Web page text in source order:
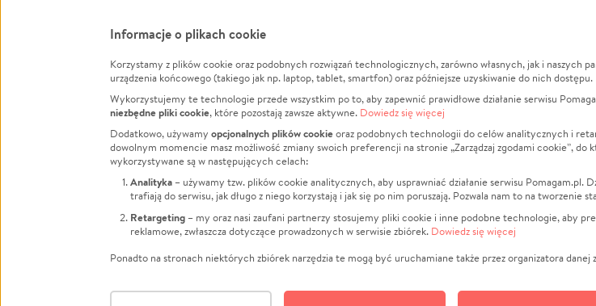
FacebookTwitter Instagram
LinkedInTikTok Youtube
Informacje
Jak to działa?
Regulamin
Polityka Prywatności
Kontakt
Porównanie serwisów
Polityka plików cookie
Zarządzaj zgodami cookie
O nas
Opinie
Raporty
Za darmo
Dla NGO
Fundacja
Informacje o plikach cookie
Korzystamy z plików cookie oraz podobnych rozwiązań technologicznych, zarówno własnych, jak i
urządzenia końcowego (takiego jak np. laptop, tablet, smartfon) oraz późniejsze uzyskiwanie do nich dostępu.
Wykorzystujemy te technologie przede wszystkim po to, aby zapewnić prawidłowe działanie serwisu
niezbędne pliki cookie, które pozostają zawsze aktywne. Dowiedz się więcej
Dodatkowo, używamy opcjonalnych plików cookieoraz podobnych technologii do celów analitycznych i
dowolnym momencie masz możliwość zmiany swoich preferencji na stronie „Zarządzaj zgodami cookie”,
wykorzystywane są w następujących celach:
Analityka – używamy tzw. plików cookie analitycznych, aby usprawniać działanie serwisu Pomagam.pl.
trafiają do serwisu, jak długo z niego korzystają i jak się po nim poruszają. Pozwala nam to na tworzenie
Retargeting – my oraz nasi zaufani partnerzy stosujemy pliki cookie i inne podobne technologie, aby
reklamowe, zwłaszcza dotyczące prowadzonych w serwisie zbiórek. Dowiedz się więcej
Ponadto na stronach niektórych zbiórek narzędzia te mogą być uruchamiane także przez organizatora